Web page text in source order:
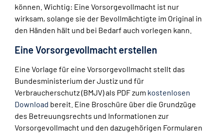
können. Wichtig: Eine Vorsorgevollmacht ist nur
wirksam, solange sie der Bevollmächtigte im Original in
den Händen hält und bei Bedarf auch vorlegen kann.
Eine Vorsorgevollmacht erstellen
Eine Vorlage für eine Vorsorgevollmacht stellt das
Bundesministerium der Justiz und für
Verbraucherschutz (BMJV) als PDF zum kostenlosen
Download bereit. Eine Broschüre über die Grundzüge
des Betreuungsrechts und Informationen zur
Vorsorgevollmacht und den dazugehörigen Formularen